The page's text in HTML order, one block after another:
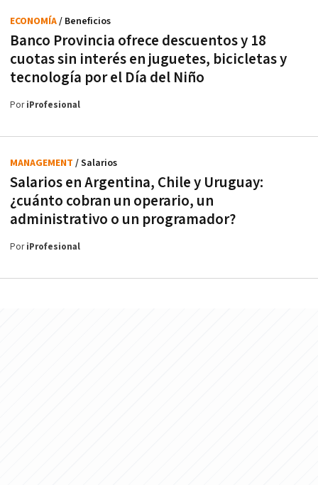
Banco Provincia ofrece descuentos y 18
cuotas sin interés en juguetes, bicicletas y
tecnología por el Día del Niño
ECONOMÍA/ Beneficios
PoriProfesional
Salarios en Argentina, Chile y Uruguay:
¿cuánto cobran un operario, un
administrativo o un programador?
MANAGEMENT / Salarios
PoriProfesional